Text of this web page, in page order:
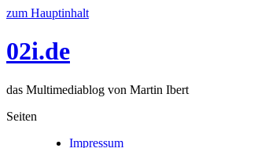
zum Hauptinhalt
02i.de
das Multimediablog von Martin Ibert
Seiten
Impressum